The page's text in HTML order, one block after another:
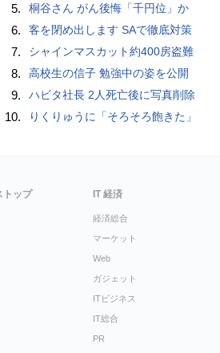
5. 桐谷さん がん後悔「千円位」か
6. 客を閉め出します SAで徹底対策
7. シャインマスカット約400房盗難
8. 高校生の信子 勉強中の姿を公開
9. ハビタ社長 2人死亡後に写真削除
10. りくりゅうに「そろそろ飽きた」
トップ IT 経済
経済総合
マーケット
Web
ガジェット
ITビジネス
IT総合
PR